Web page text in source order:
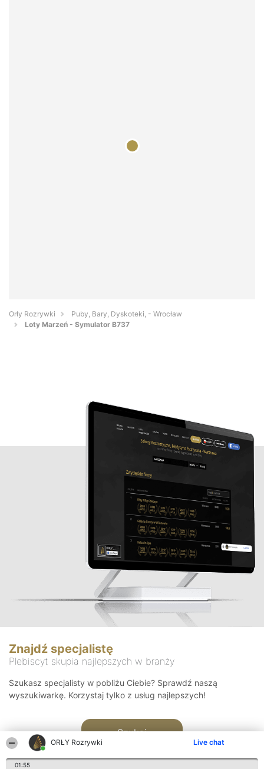
ORŁY Rozrywki Live chat
01:55
Orły Rozrywki
Puby, Bary, Dyskoteki, - Wrocław
Loty Marzeń - Symulator B737
Znajdź specjalistę
Plebiscyt skupia najlepszych w branży
Szukasz specjalisty w pobliżu Ciebie? Sprawdź naszą
wyszukiwarkę. Korzystaj tylko z usług najlepszych!
Szukaj